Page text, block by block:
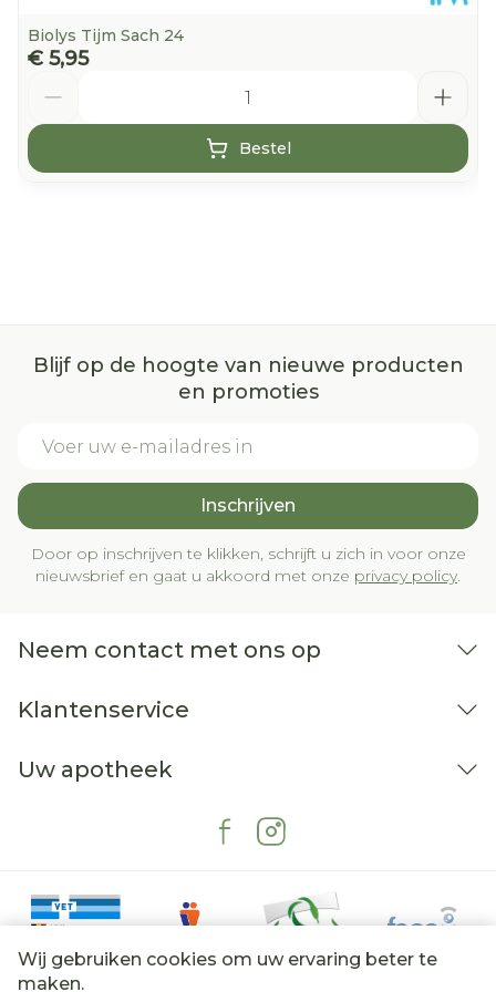
Wij gebruiken cookies om uw ervaring beter te
maken.
Biolys Tijm Sach 24
€ 5,95
Bestel
Blijf op de hoogte van nieuwe producten
en promoties
Inschrijven
Door op inschrijven te klikken, schrijft u zich in voor onze
nieuwsbrief en gaat u akkoord met onze privacy policy.
Neem contact met ons op
Klantenservice
Uw apotheek